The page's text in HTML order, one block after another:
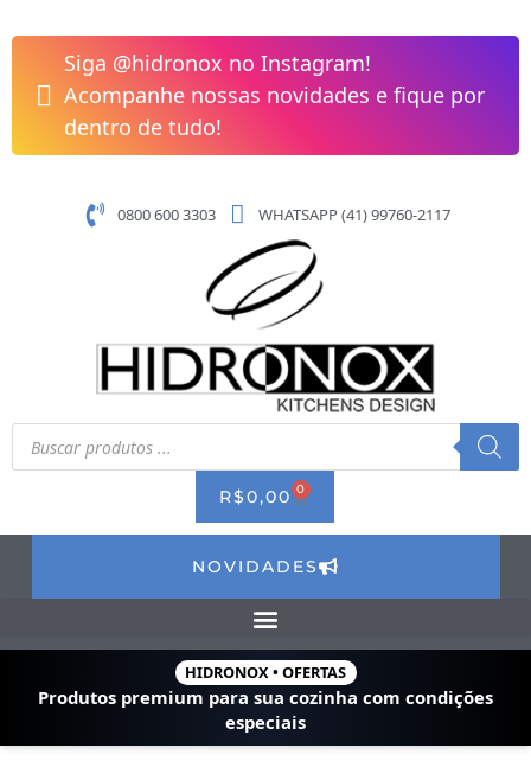
para
conteúdo
Siga @hidronox no Instagram!
Acompanhe nossas novidades e fique por
dentro de tudo!
0800 600 3303 WHATSAPP (41) 99760-2117
Pesquisar
produtos
R$0,00 0 CART
NOVIDADES
HIDRONOX • OFERTAS
Produtos premium para sua cozinha com condições
especiais